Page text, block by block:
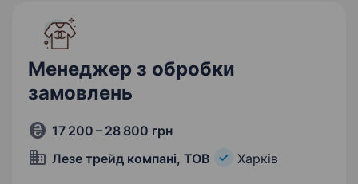
Менеджер з обробки
замовлень
17 200 – 28 800 грн
Лезе трейд компані, ТОВ
Харків